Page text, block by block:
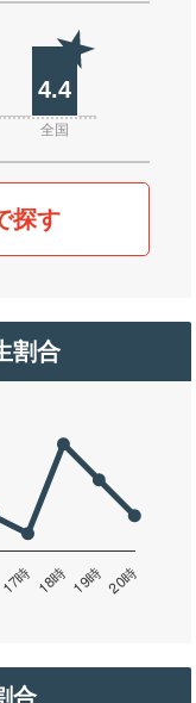
4.4
全国
探す
割合
合